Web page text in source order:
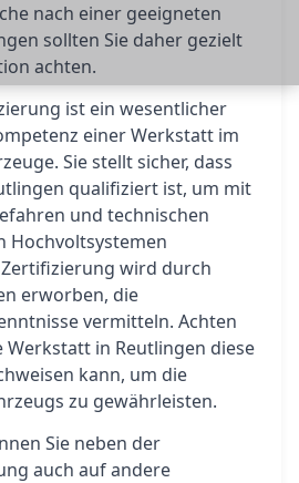
nach einer geeigneten
sollten Sie daher gezielt
achten.
ist ein wesentlicher
einer Werkstatt im
Sie stellt sicher, dass
qualifiziert ist, um mit
und technischen
Hochvoltsystemen
wird durch
erworben, die
vermitteln. Achten
Werkstatt in Reutlingen diese
kann, um die
zu gewährleisten.
Sie neben der
auch auf andere